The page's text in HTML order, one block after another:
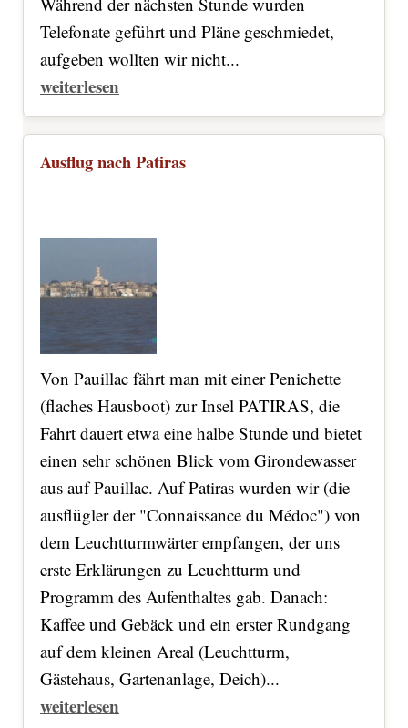
Telefonate geführt und Pläne geschmiedet,
aufgeben wollten wir nicht...
weiterlesen
Ausflug nach Patiras
Von Pauillac fährt man mit einer Penichette
(flaches Hausboot) zur Insel PATIRAS, die
Fahrt dauert etwa eine halbe Stunde und bietet
einen sehr schönen Blick vom Girondewasser
aus auf Pauillac. Auf Patiras wurden wir (die
ausflügler der "Connaissance du Médoc") von
dem Leuchtturmwärter empfangen, der uns
erste Erklärungen zu Leuchtturm und
Programm des Aufenthaltes gab. Danach:
Kaffee und Gebäck und ein erster Rundgang
auf dem kleinen Areal (Leuchtturm,
Gästehaus, Gartenanlage, Deich)...
weiterlesen